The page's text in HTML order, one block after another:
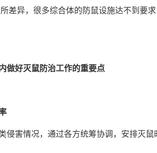
差异，很多综合体的防鼠设施达不到要
做好灭鼠防治工作的重要点
侵害情况，通过各方统筹协调，安排灭鼠